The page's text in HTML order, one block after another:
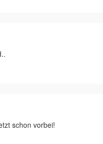
schon vorbei!